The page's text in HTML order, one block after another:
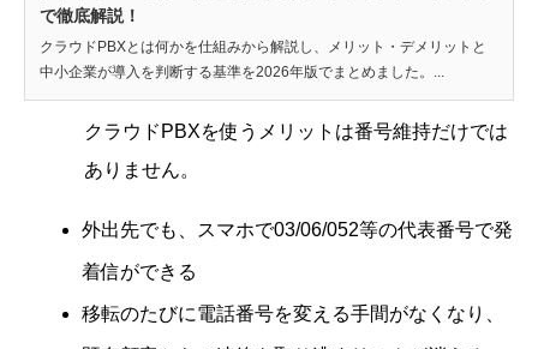
で徹底解説！
クラウドPBXとは何かを仕組みから解説し、メリット・デメリットと
中小企業が導入を判断する基準を2026年版でまとめました。...
クラウドPBXを使うメリットは番号維持だけでは
ありません。
外出先でも、スマホで03/06/052等の代表番号で発
着信ができる
移転のたびに電話番号を変える手間がなくなり、